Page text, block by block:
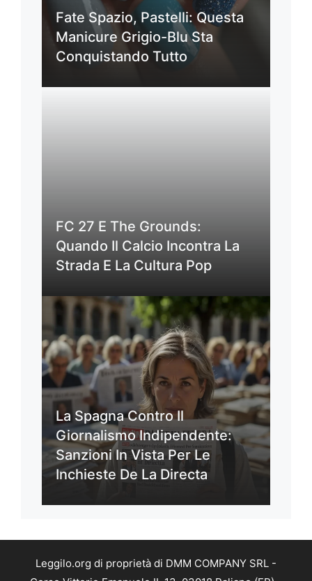
Fate Spazio, Pastelli: Questa
Manicure Grigio-Blu Sta
Conquistando Tutto
FC 27 E The Grounds:
Quando Il Calcio Incontra La
Strada E La Cultura Pop
La Spagna Contro Il
Giornalismo Indipendente:
Sanzioni In Vista Per Le
Inchieste De La Directa
Leggilo.org di proprietà di DMM COMPANY SRL -